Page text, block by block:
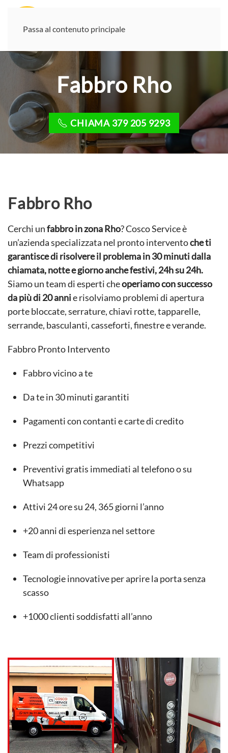
Passa al contenuto principale
Fabbro Rho
CHIAMA 379 205 9293
Fabbro Rho
Cerchi unfabbro in zona Rho? Cosco Service è
un’azienda specializzata nel pronto interventoche ti
garantisce di risolvere il problema in 30 minuti dalla
chiamata, notte e giorno anche festivi, 24h su 24h.
Siamo un team di esperti cheoperiamo con successo
da più di 20 annie risolviamo problemi di apertura
porte bloccate, serrature, chiavi rotte, tapparelle,
serrande, basculanti, casseforti, finestre e verande.
Fabbro Pronto Intervento
Fabbro vicino a te
Da te in 30 minuti garantiti
Pagamenti con contanti e carte di credito
Prezzi competitivi
Preventivi gratis immediati al telefono o su
Whatsapp
Attivi 24 ore su 24, 365 giorni l’anno
+20 anni di esperienza nel settore
Team di professionisti
Tecnologie innovative per aprire la porta senza
scasso
+1000 clienti soddisfatti all’anno